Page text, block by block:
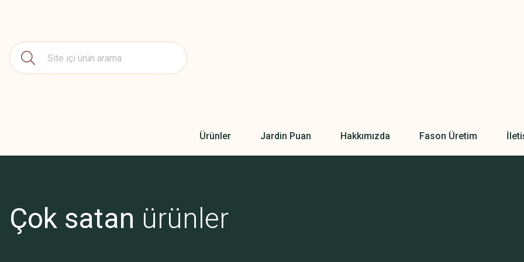
Ürünler Jardin Puan Hakkımızda Fason Üretim
Çok satan ürünler